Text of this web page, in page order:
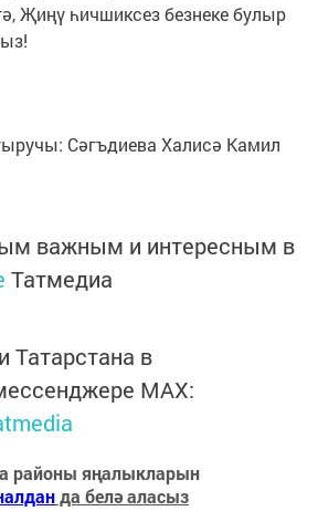
Җиңү һичшиксез безнеке булыр
Сәгъдиева Халисә Камил
важным и интересным в
Татмедиа
Татарстана в
MАХ:
районы яңалыкларын
да белә аласыз